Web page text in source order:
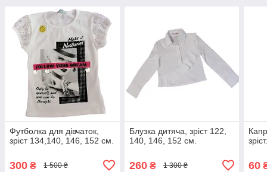
Футболка для дівчаток,
зріст 134,140, 146, 152 см.
300 ₴ 1 500 ₴
Блузка дитяча, зріст 122,
140, 146, 152 см.
260₴ 1 300 ₴ 60